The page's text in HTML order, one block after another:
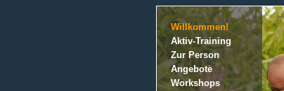
Willkommen!
Aktiv-Training
Zur Person
Angebote
Workshops